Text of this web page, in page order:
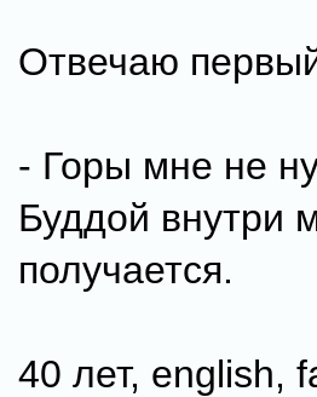
Отвечаю
- Горы мне не
Буддой внутри
получается.
40 лет, english,